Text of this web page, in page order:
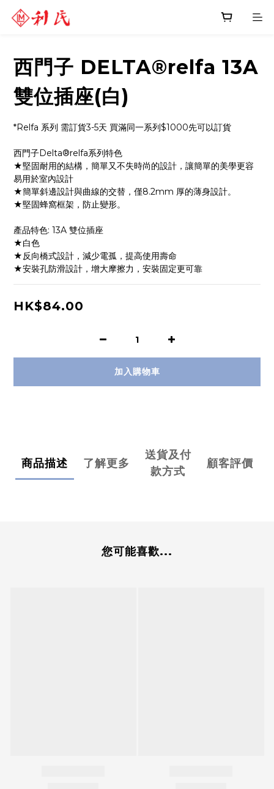
西門子 DELTA®relfa 13A
雙位插座(白)
*Relfa 系列 需訂貨3-5天 買滿同一系列$1000先可以訂貨
西門子Delta®relfa系列特色
★堅固耐用的結構，簡單又不失時尚的設計，讓簡單的美學更容
易用於室內設計
★簡單斜邊設計與曲線的交替，僅8.2mm 厚的薄身設計。
★堅固蜂窩框架，防止變形。
產品特色: 13A 雙位插座
★白色
★反向橋式設計，減少電孤，提高使用壽命
★安裝孔防滑設計，增大摩擦力，安裝固定更可靠
HK$84.00
加入購物車
商品描述 了解更多
送貨及付
款方式
顧客評價
您可能喜歡...